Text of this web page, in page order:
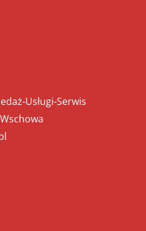
Usługi-Serwis